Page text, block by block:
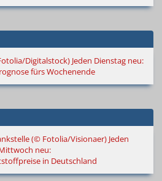
Jeden Dienstag neu:
fürs Wochenende
Jeden
neu:
in Deutschland